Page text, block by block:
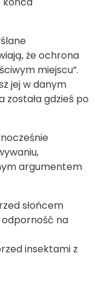
że ochrona
miejscu”.
jej w danym
została gdzieś po
argumentem
słońcem
odporność na
insektami z